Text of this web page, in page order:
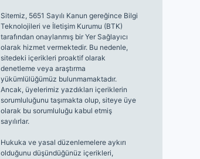
Sitemiz, 5651 Sayılı Kanun gereğince Bilgi
Teknolojileri ve İletişim Kurumu (BTK)
tarafından onaylanmış bir Yer Sağlayıcı
olarak hizmet vermektedir. Bu nedenle,
sitedeki içerikleri proaktif olarak
denetleme veya araştırma
yükümlülüğümüz bulunmamaktadır.
Ancak, üyelerimiz yazdıkları içeriklerin
sorumluluğunu taşımakta olup, siteye üye
olarak bu sorumluluğu kabul etmiş
sayılırlar.
Hukuka ve yasal düzenlemelere aykırı
olduğunu düşündüğünüz içerikleri,